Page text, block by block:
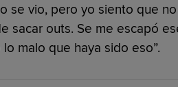
se vio, pero yo siento que
sacar outs. Se me escapó
malo que haya sido eso”.